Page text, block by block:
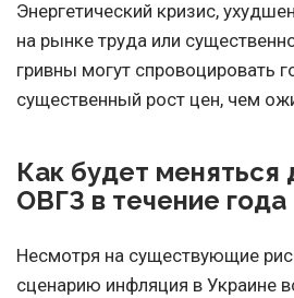
Энергетический кризис,
на рынке труда или
гривны могут спровоцировать
существенный рост цен, чем
Как будет меняться
ОВГЗ в течение года
Несмотря на существующие
сценарию инфляция в Украине